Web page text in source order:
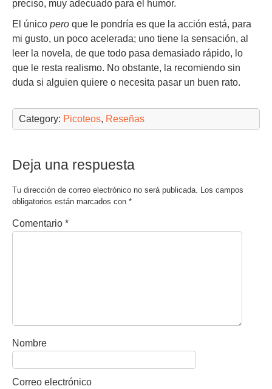
preciso, muy adecuado para el humor.
El único pero que le pondría es que la acción está, para
mi gusto, un poco acelerada; uno tiene la sensación, al
leer la novela, de que todo pasa demasiado rápido, lo
que le resta realismo. No obstante, la recomiendo sin
duda si alguien quiere o necesita pasar un buen rato.
Category: Picoteos, Reseñas
Deja una respuesta
Tu dirección de correo electrónico no será publicada. Los campos
obligatorios están marcados con *
Comentario *
Nombre
Correo electrónico